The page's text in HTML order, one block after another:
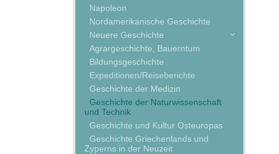
Napoleon
Nordamerikanische Geschichte
Neuere Geschichte
Agrargeschichte, Bauerntum
Bildungsgeschichte
Expeditionen/Reiseberichte
Geschichte der Medizin
Geschichte der Naturwissenschaft
und Technik
Geschichte und Kultur Osteuropas
Geschichte Griechenlands und
Zyperns in der Neuzeit